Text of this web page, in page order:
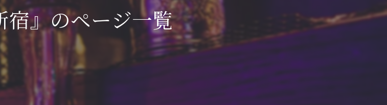
スイーツ
宿』のページ一覧